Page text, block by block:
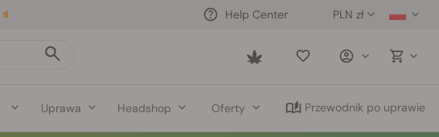
PLN zł
Help Center
Saved
Uprawa Headshop Oferty Przewodnik po uprawie